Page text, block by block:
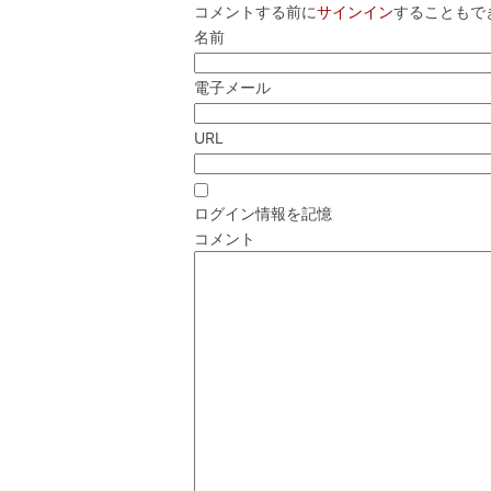
コメントする前にサインインすることもで
名前
電子メール
URL
ログイン情報を記憶
コメント